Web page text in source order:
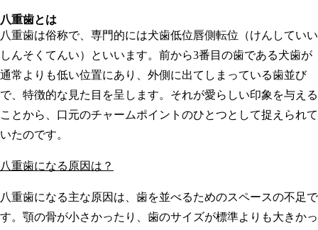
八重歯とは
八重歯は俗称で、専門的には犬歯低位唇側転位（けんしていい
しんそくてんい）といいます。前から3番目の歯である犬歯が
通常よりも低い位置にあり、外側に出てしまっている歯並び
で、特徴的な見た目を呈します。それが愛らしい印象を与える
ことから、口元のチャームポイントのひとつとして捉えられて
いたのです。
八重歯になる原因は？
八重歯になる主な原因は、歯を並べるためのスペースの不足で
す。顎の骨が小さかったり、歯のサイズが標準よりも大きかっ